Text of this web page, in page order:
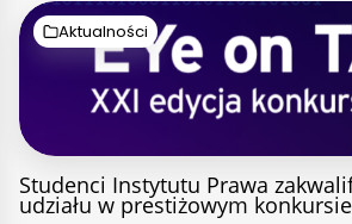
Studenci Instytutu Prawa
udziału w prestiżowym
Aktualności